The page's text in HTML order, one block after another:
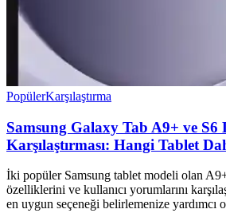
PopülerKarşılaştırma
Samsung Galaxy Tab A9+ ve S6
Karşılaştırması: Hangi Tablet
İki popüler Samsung tablet modeli olan
özelliklerini ve kullanıcı yorumlarını
en uygun seçeneği belirlemenize yardımcı